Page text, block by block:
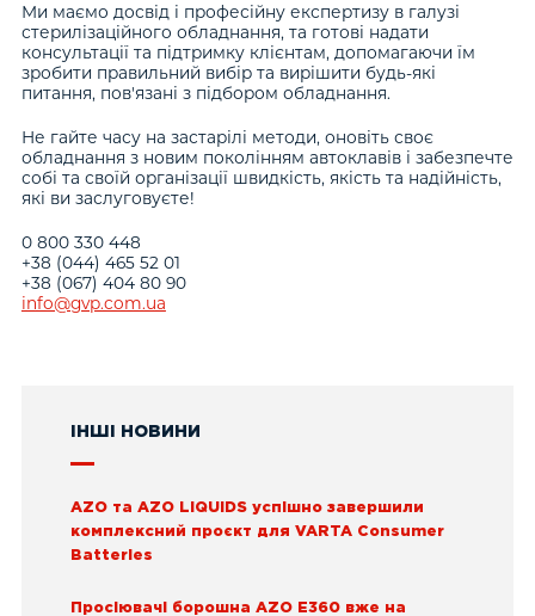
Ми маємо досвід і професійну експертизу в галузі
стерилізаційного обладнання, та готові надати
консультації та підтримку клієнтам, допомагаючи їм
зробити правильний вибір та вирішити будь-які
питання, пов'язані з підбором обладнання.
Не гайте часу на застарілі методи, оновіть своє
обладнання з новим поколінням автоклавів і забезпечте
собі та своїй організації швидкість, якість та надійність,
які ви заслуговуєте!
0 800 330 448
+38 (044) 465 52 01
+38 (067) 404 80 90
info@gvp.com.ua
ІНШІ НОВИНИ
AZO та AZO LIQUIDS успішно завершили
комплексний проєкт для VARTA Consumer
Batteries
Просіювачі борошна AZO E360 вже на